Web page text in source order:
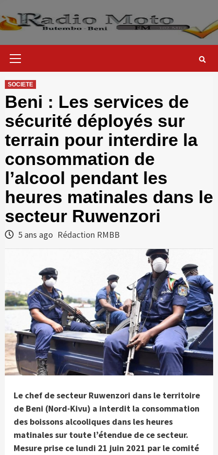
to
content
SOCIETE
Beni : Les services de
sécurité déployés sur
terrain pour interdire la
consommation de
l’alcool pendant les
heures matinales dans le
secteur Ruwenzori
5 ans ago Rédaction RMBB
Le chef de secteur Ruwenzori dans le territoire
de Beni (Nord-Kivu) a interdit la consommation
des boissons alcooliques dans les heures
matinales sur toute l’étendue de ce secteur.
Mesure prise ce lundi 21 juin 2021 par le comité